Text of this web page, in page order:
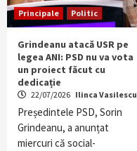
Principale Politic
Grindeanu atacă USR pe
legea ANI: PSD nu va vota
un proiect făcut cu
dedicație
22/07/2026 Ilinca Vasilescu
Președintele PSD, Sorin
Grindeanu, a anunțat
miercuri că social-